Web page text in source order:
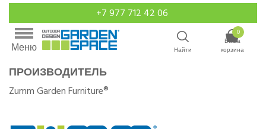
+7 977 712 42 06
Меню Найти
0
Ваша
корзина
ПРОИЗВОДИТЕЛЬ
Zumm Garden Furniture®